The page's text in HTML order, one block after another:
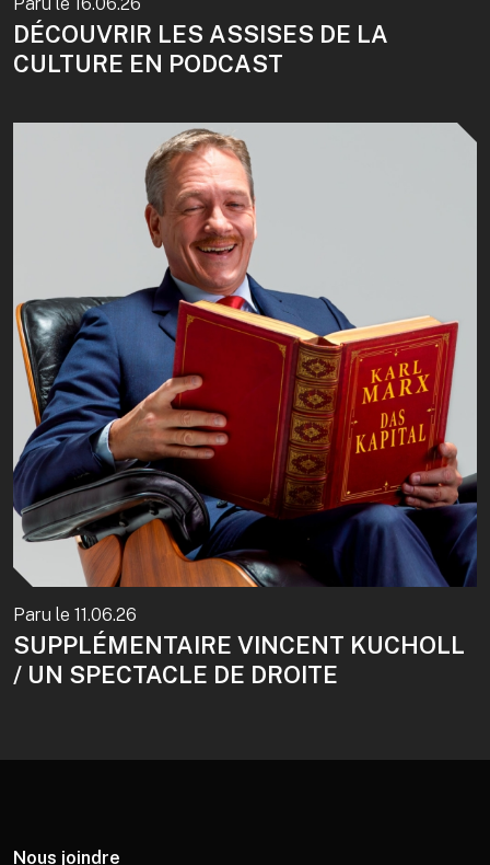
DÉCOUVRIR LES ASSISES DE LA
CULTURE EN PODCAST
Paru le 11.06.26
SUPPLÉMENTAIRE VINCENT KUCHOLL
/ UN SPECTACLE DE DROITE
Nous joindre